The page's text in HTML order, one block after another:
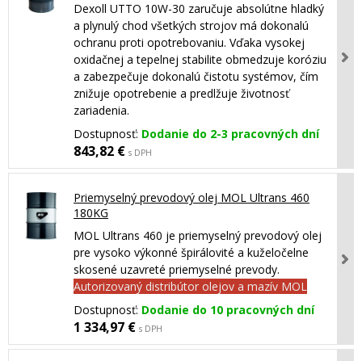
Dexoll UTTO 10W-30 zaručuje absolútne hladký
a plynulý chod všetkých strojov má dokonalú
ochranu proti opotrebovaniu. Vďaka vysokej
oxidačnej a tepelnej stabilite obmedzuje koróziu
a zabezpečuje dokonalú čistotu systémov, čím
znižuje opotrebenie a predlžuje životnosť
zariadenia.
Dostupnosť: Dodanie do 2-3 pracovných dní
843,82 € s DPH
Priemyselný prevodový olej MOL Ultrans 460
180KG
MOL Ultrans 460 je priemyselný prevodový olej
pre vysoko výkonné špirálovité a kuželočelne
skosené uzavreté priemyselné prevody.
Autorizovaný distribútor olejov a mazív MOL
Dostupnosť: Dodanie do 10 pracovných dní
1 334,97 € s DPH